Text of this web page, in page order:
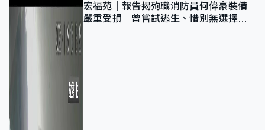
宏福苑｜報告揭殉職消防員何偉豪裝備
嚴重受損 曾嘗試逃生、惜別無選擇下